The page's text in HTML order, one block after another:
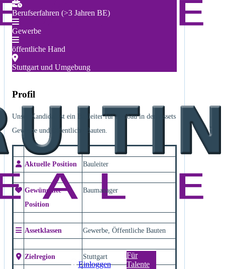
Einloggen
Für
Talente
Berufserfahren (>3 Jahren BE)
Gewerbe
öffentliche Hand
Stuttgart und Umgebung
Profil
Unser Kandidat ist ein Bauleiter für Neubau in den Assets
Gewerbe und Öffentliche Bauten.
Aktuelle Position Bauleiter
Gewünschte
Position
Baumanager
Assetklassen Gewerbe, Öffentliche Bauten
Zielregion Stuttgart